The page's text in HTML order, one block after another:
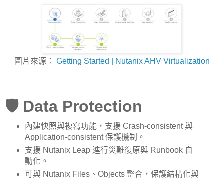
圖片來源： Getting Started | Nutanix AHV Virtualization
🛡️ Data Protection
內建快照與複寫功能，支援 Crash-consistent 與
Application-consistent 保護機制。
支援 Nutanix Leap 進行災難復原與 Runbook 自
動化。
可與 Nutanix Files、Objects 整合，保護結構化與